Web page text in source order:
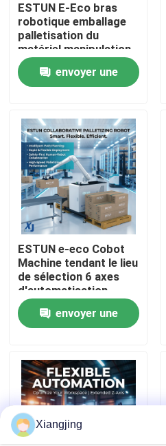
À la maison
Produits
Vidéos
À propos de nous
Visite de l'usine
Contrôle de la qualité
Nous contacter
Demandez un devis
bras de robot industriel
ESTUN E-Eco bras
robotique emballage
palletisation du
matériel manipulation
robot collaboratif
avec OnRobot Grriper
envoyer une
ESTUN e-eco Cobot
Machine tendant le lieu
de sélection 6 axes
d'automatisation
industrielle robot
collaboratif de
manutention de
envoyer une
Xiangjing